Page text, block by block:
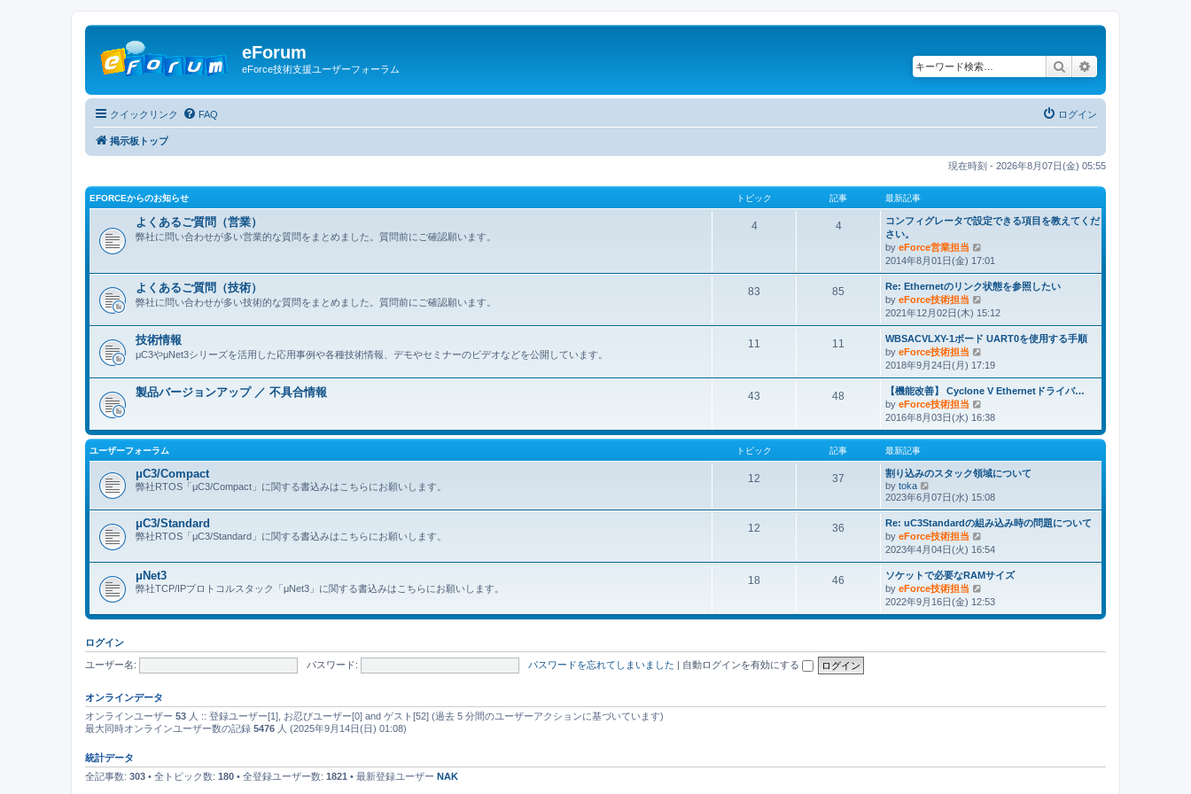
eForum
eForce技術支援ユーザーフォーラム 検索
クイックリンク FAQ ログイン
掲示板トップ
現在時刻 - 2026年8月07日(金) 05:55
EFORCEからのお知らせ トピック 記事 最新記事
よくあるご質問（営業）
弊社に問い合わせが多い営業的な質問をまとめました。質問前にご確認願います。
4 4
コンフィグレータで設定できる項目を教えてくだ
さい。
by eForce営業担当
新
記
事
2014年8月01日(金) 17:01
よくあるご質問（技術）
弊社に問い合わせが多い技術的な質問をまとめました。質問前にご確認願います。
83 85
Re: Ethernetのリンク状態を参照したい
by eForce技術担当
新
記
事
2021年12月02日(木) 15:12
技術情報
μC3やμNet3シリーズを活用した応用事例や各種技術情報、デモやセミナーのビデオなどを公開しています。
11 11
WBSACVLXY-1ボード UART0を使用する手順
by eForce技術担当
新
記
事
2018年9月24日(月) 17:19
製品バージョンアップ ／ 不具合情報 43 48
【機能改善】 Cyclone V Ethernetドライバ…
by eForce技術担当
新
記
2016年8月03日(水) 16:38
ユーザーフォーラム トピック 記事 最新記事
μC3/Compact
弊社RTOS「μC3/Compact」に関する書込みはこちらにお願いします。
12 37
割り込みのスタック領域について
by toka
新
記
事
2023年6月07日(水) 15:08
μC3/Standard
弊社RTOS「μC3/Standard」に関する書込みはこちらにお願いします。
12 36
Re: uC3Standardの組み込み時の問題について
by eForce技術担当
新
記
事
2023年4月04日(火) 16:54
μNet3
弊社TCP/IPプロトコルスタック「μNet3」に関する書込みはこちらにお願いします。
18 46
ソケットで必要なRAMサイズ
by eForce技術担当
新
記
2022年9月16日(金) 12:53
ログイン
ユーザー名: パスワード: パスワードを忘れてしまいました | 自動ログインを有効にする
オンラインデータ
オンラインユーザー 53 人 :: 登録ユーザー[1], お忍びユーザー[0] and ゲスト[52] (過去 5 分間のユーザーアクションに基づいています)
最大同時オンラインユーザー数の記録 5476 人 (2025年9月14日(日) 01:08)
統計データ
全記事数: 303 • 全トピック数: 180 • 全登録ユーザー数: 1821 • 最新登録ユーザー NAK